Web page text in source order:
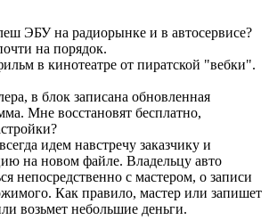
ЭБУ на радиорынке и в автосервисе?
на порядок.
в кинотеатре от пиратской "вебки".
в блок записана обновленная
Мне восстановят бесплатно,
идем навстречу заказчику и
на новом файле. Владельцу авто
непосредственно с мастером, о записи
Как правило, мастер или запишет
возьмет небольшие деньги.